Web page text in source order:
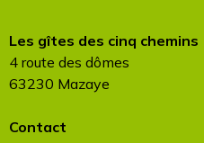
Les gîtes des cinq chemins
4 route des dômes
63230 Mazaye
Contact